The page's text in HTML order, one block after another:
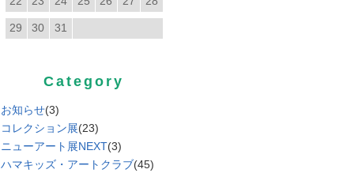
29 30 31
Category
お知らせ(3)
コレクション展(23)
ニューアート展NEXT(3)
ハマキッズ・アートクラブ(45)